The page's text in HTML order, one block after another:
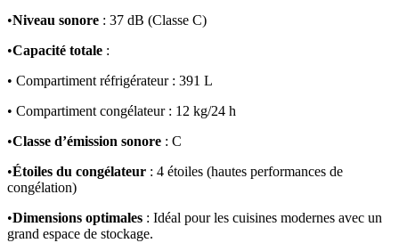
•Niveau sonore : 37 dB (Classe C)
•Capacité totale :
• Compartiment réfrigérateur : 391 L
• Compartiment congélateur : 12 kg/24 h
•Classe d’émission sonore : C
•Étoiles du congélateur : 4 étoiles (hautes performances de
congélation)
•Dimensions optimales : Idéal pour les cuisines modernes avec un
grand espace de stockage.